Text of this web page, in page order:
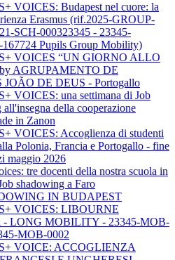
VOICES: Budapest nel cuore: la
Erasmus (rif.2025-GROUP-
SCH-000323345 - 23345-
Pupils Group Mobility)
VOICES “UN GIORNO ALLO
AGRUPAMENTO DE
JOÃO DE DEUS - Portogallo
VOICES: una settimana di Job
all'insegna della cooperazione
in Zanon
VOICES: Accoglienza di studenti
Polonia, Francia e Portogallo - fine
maggio 2026
tre docenti della nostra scuola in
shadowing a Faro
IN BUDAPEST
VOICES: LIBOURNE
LONG MOBILITY - 23345-MOB-
MOB-0002
VOICE: ACCOGLIENZA